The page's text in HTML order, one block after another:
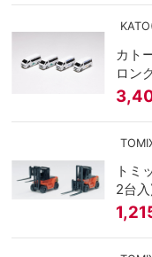
カト
ロン
トミ
2台